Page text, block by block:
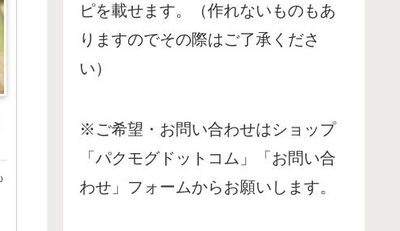
ピを載せます。（作れないものもあ
りますのでその際はご了承くださ
い）
※ご希望・お問い合わせはショップ
「パクモグドットコム」「お問い合
わせ」フォームからお願いします。